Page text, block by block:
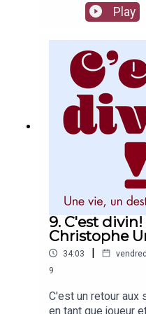
que siroter un
vins. Le comédien
resto routier ?
? Que boire avec
raconte et répond
dans cet épisode
Play
9. C'est divin!
Christophe
34:03 |
9
C'est un retour aux
en tant que joueur